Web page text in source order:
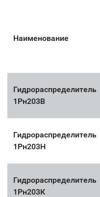
Наименование
Гидрораспределитель
1Рн203В
Гидрораспределитель
1Рн203Н
Гидрораспределитель
1Рн203К